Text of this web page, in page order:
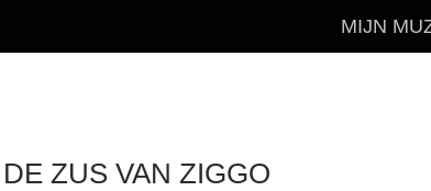
MIJN
ZUS VAN ZIGGO